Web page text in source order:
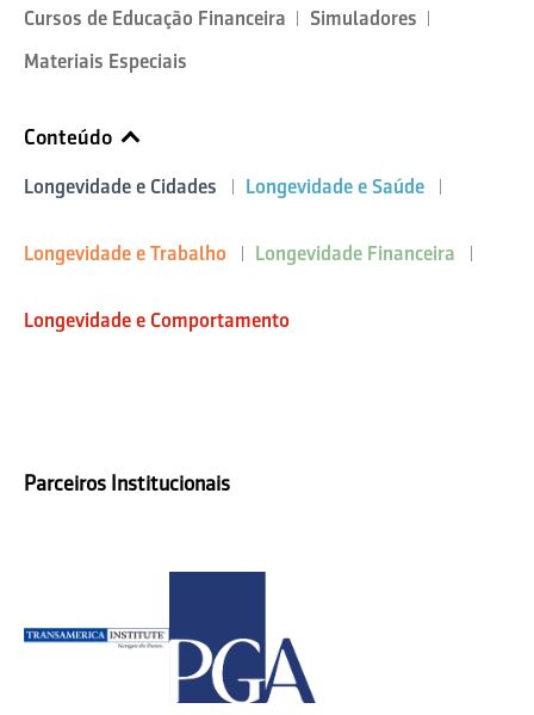
Cursos de Educação Financeira
Simuladores
Materiais Especiais
Conteúdo
Longevidade e Cidades Longevidade e Saúde
Longevidade e Trabalho Longevidade Financeira
Longevidade e Comportamento
Parceiros Institucionais